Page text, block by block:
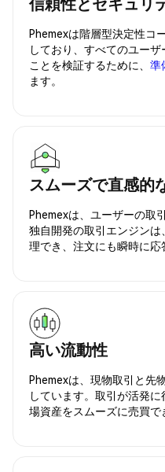
Phemexは階層型決定性コ
しており、すべてのユー
ことを検証するために、 準
ます。
スムーズで直感的
Phemexは、ユーザーの取
独自開発の取引エンジン
理でき、注文にも瞬時に応
高い流動性
Phemexは、現物取引と先
しています。取引が活発
場資産をスムーズに売買で